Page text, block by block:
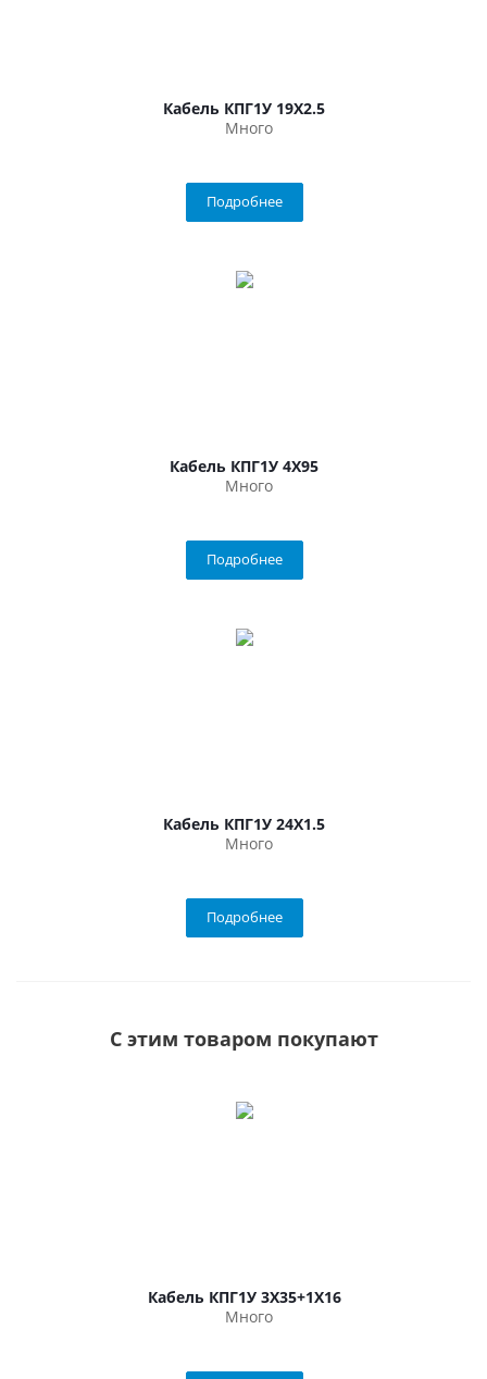
Кабель КПГ1У 19Х2.5
Много
Подробнее
Кабель КПГ1У 4Х95
Много
Подробнее
Кабель КПГ1У 24Х1.5
Много
Подробнее
С этим товаром покупают
Кабель КПГ1У 3Х35+1Х16
Много